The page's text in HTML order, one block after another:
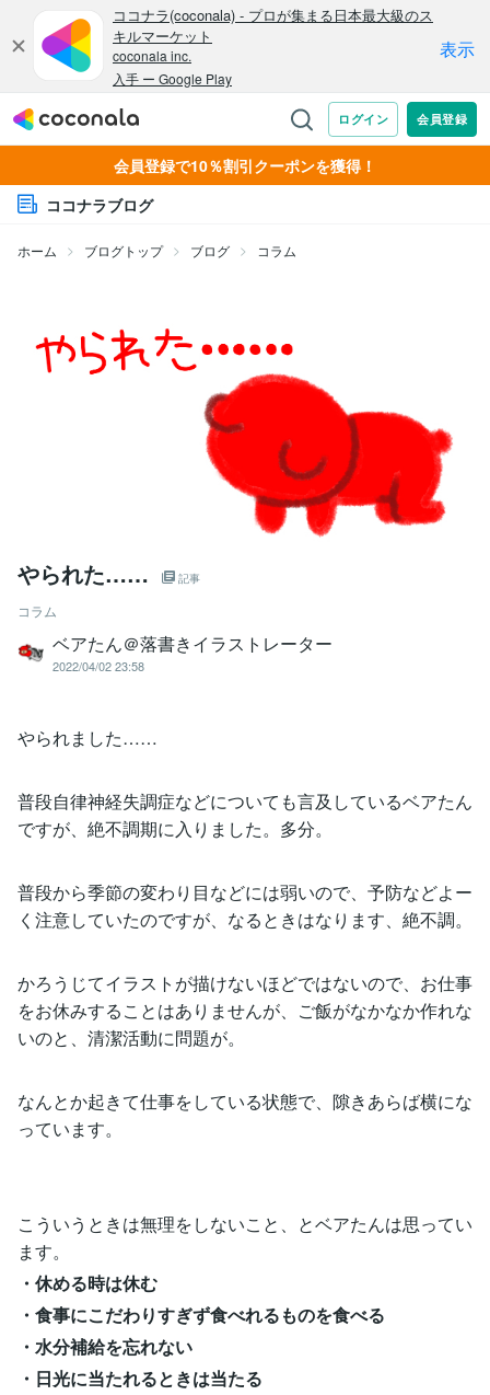
会員登録で10％割引クーポンを獲得！
ココナラブログ
ホーム ブログトップ ブログ コラム
やられた…… 記事
コラム
ベアたん＠落書きイラストレーター
2022/04/02 23:58
やられました……
普段自律神経失調症などについても言及しているベアたん
ですが、絶不調期に入りました。多分。
普段から季節の変わり目などには弱いので、予防などよー
く注意していたのですが、なるときはなります、絶不調。
かろうじてイラストが描けないほどではないので、お仕事
をお休みすることはありませんが、ご飯がなかなか作れな
いのと、清潔活動に問題が。
なんとか起きて仕事をしている状態で、隙きあらば横にな
っています。
こういうときは無理をしないこと、とベアたんは思ってい
ます。
・休める時は休む
・食事にこだわりすぎず食べれるものを食べる
・水分補給を忘れない
・日光に当たれるときは当たる